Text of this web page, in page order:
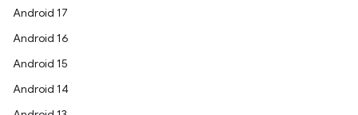
Android 17
Android 16
Android 15
Android 14